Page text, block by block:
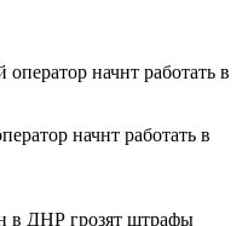
начнт работать в